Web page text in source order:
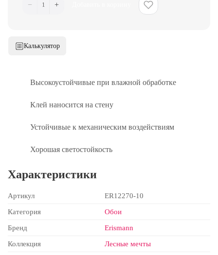
− 1 +
Калькулятор
Характеристики
Артикул ER12270-10
Категория Обои
Бренд Erismann
Коллекция Лесные мечты
Высокоустойчивые при влажной обработке
Клей наносится на стену
Устойчивые к механическим воздействиям
Хорошая светостойкость